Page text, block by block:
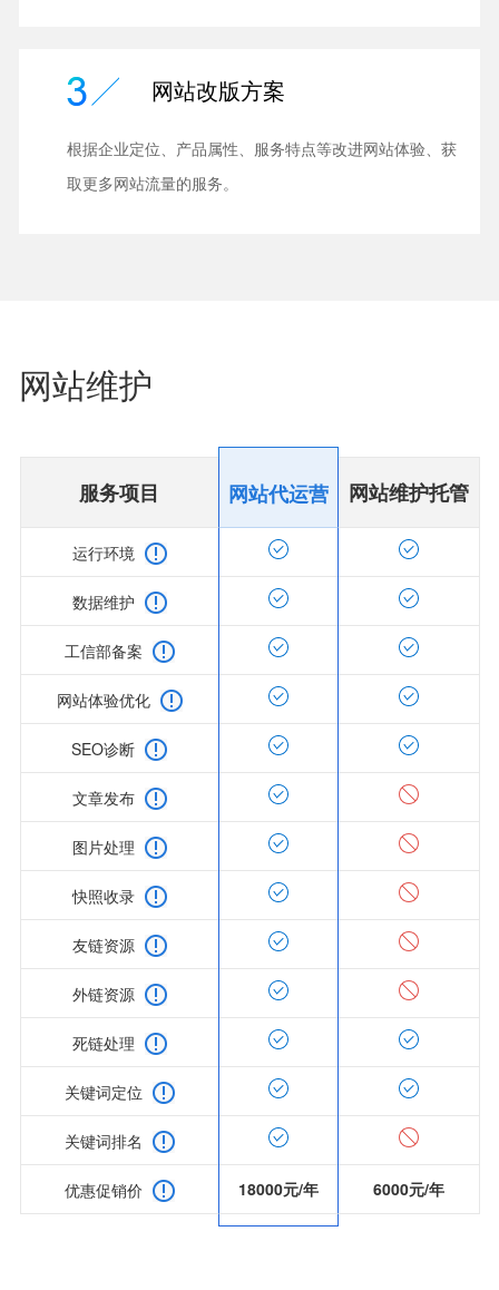
网站改版方案
根据企业定位、产品属性、服务特点等改进网站体验、获
取更多网站流量的服务。
网站维护
服务项目 网站代运营 网站维护托管
运行环境
数据维护
工信部备案
网站体验优化
SEO诊断
文章发布
图片处理
快照收录
友链资源
外链资源
死链处理
关键词定位
关键词排名
优惠促销价 18000元/年 6000元/年